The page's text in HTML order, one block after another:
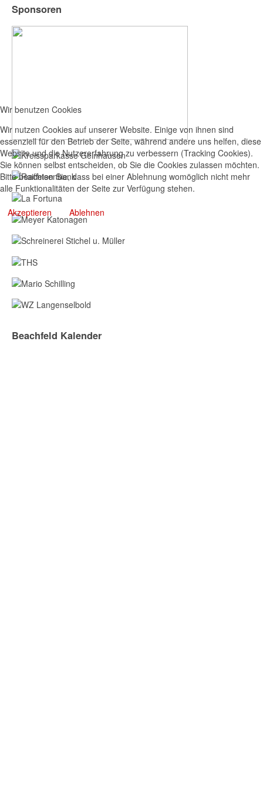
Sponsoren
Beachfeld Kalender
Wir benutzen Cookies
Wir nutzen Cookies auf unserer Website. Einige von ihnen sind
essenziell für den Betrieb der Seite, während andere uns helfen, diese
Website und die Nutzererfahrung zu verbessern (Tracking Cookies).
Sie können selbst entscheiden, ob Sie die Cookies zulassen möchten.
Bitte beachten Sie, dass bei einer Ablehnung womöglich nicht mehr
alle Funktionalitäten der Seite zur Verfügung stehen.
Akzeptieren Ablehnen